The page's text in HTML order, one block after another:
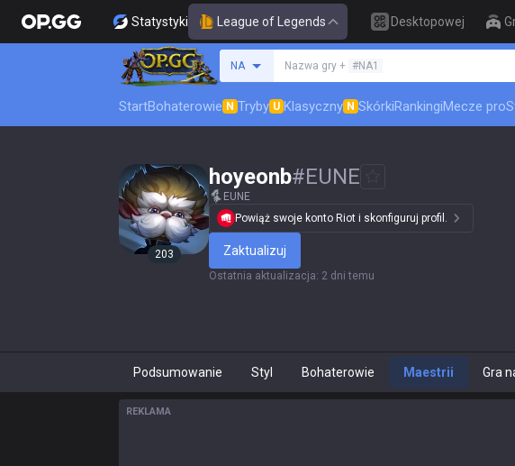
Statystyki League of Legends Desktopowej
NA Nazwa gry + #NA1
StartBohaterowie N Tryby U Klasyczny N SkórkiRankingiMecze pro
203
hoyeonb#EUNE
EUNE
Powiąż swoje konto Riot i skonfiguruj profil.
Zaktualizuj
Ostatnia aktualizacja: 2 dni temu
Podsumowanie Styl Bohaterowie Maestrii Gra
REKLAMA